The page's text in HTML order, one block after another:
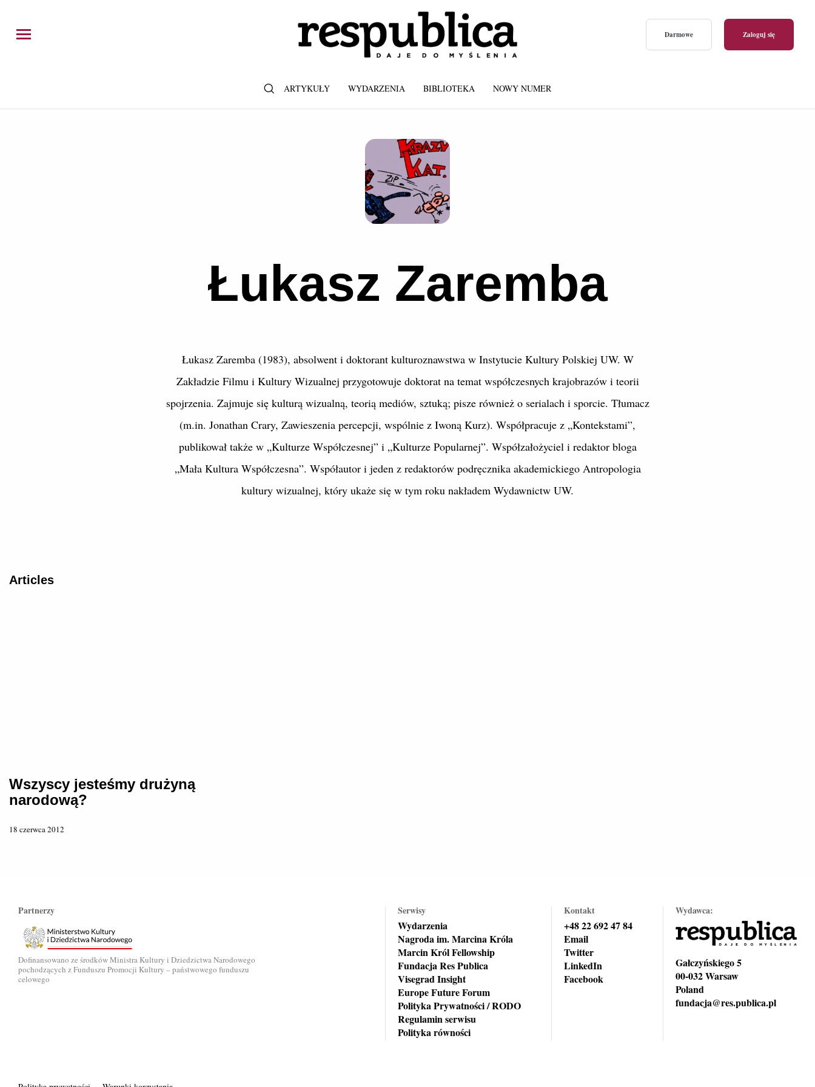
Darmowe Zaloguj się
ARTYKUŁY WYDARZENIA BIBLIOTEKA NOWY NUMER
Łukasz Zaremba
Łukasz Zaremba (1983), absolwent i doktorant kulturoznawstwa w Instytucie Kultury Polskiej UW. W
Zakładzie Filmu i Kultury Wizualnej przygotowuje doktorat na temat współczesnych krajobrazów i teorii
spojrzenia. Zajmuje się kulturą wizualną, teorią mediów, sztuką; pisze również o serialach i sporcie. Tłumacz
(m.in. Jonathan Crary, Zawieszenia percepcji, wspólnie z Iwoną Kurz). Współpracuje z „Kontekstami”,
publikował także w „Kulturze Współczesnej” i „Kulturze Popularnej”. Współzałożyciel i redaktor bloga
„Mała Kultura Współczesna”. Współautor i jeden z redaktorów podręcznika akademickiego Antropologia
kultury wizualnej, który ukaże się w tym roku nakładem Wydawnictw UW.
Articles
Wszyscy jesteśmy drużyną
narodową?
18 czerwca 2012
Partnerzy
Dofinansowano ze środków Ministra Kultury i Dziedzictwa Narodowego
pochodzących z Funduszu Promocji Kultury – państwowego funduszu
celowego
Serwisy
Wydarzenia
Nagroda im. Marcina Króla
Marcin Król Fellowship
Fundacja Res Publica
Visegrad Insight
Europe Future Forum
Polityka Prywatności / RODO
Regulamin serwisu
Polityka równości
Kontakt
+48 22 692 47 84
Email
Twitter
LinkedIn
Facebook
Wydawca:
Gałczyńskiego 5
00-032 Warsaw
Poland
fundacja@res.publica.pl